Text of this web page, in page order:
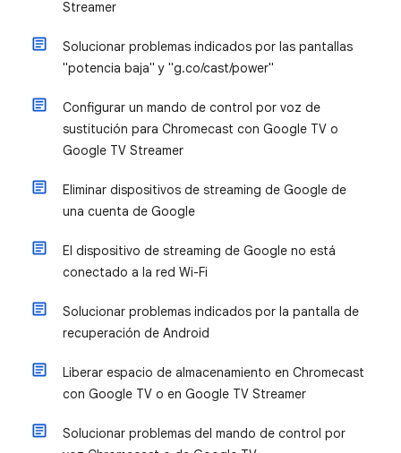
Streamer
Solucionar problemas indicados por las pantallas
"potencia baja" y "g.co/cast/power"
Configurar un mando de control por voz de
sustitución para Chromecast con Google TV o
Google TV Streamer
Eliminar dispositivos de streaming de Google de
una cuenta de Google
El dispositivo de streaming de Google no está
conectado a la red Wi-Fi
Solucionar problemas indicados por la pantalla de
recuperación de Android
Liberar espacio de almacenamiento en Chromecast
con Google TV o en Google TV Streamer
Solucionar problemas del mando de control por